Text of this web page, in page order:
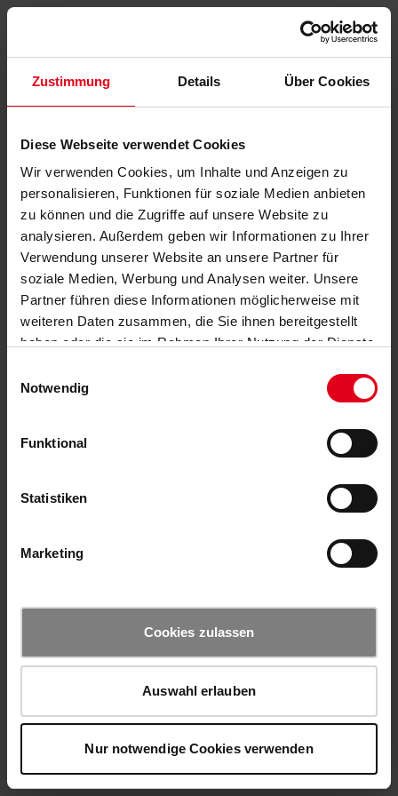
Zustimmung Details Über Cookies
Diese Webseite verwendet Cookies
Wir verwenden Cookies, um Inhalte und Anzeigen zu
personalisieren, Funktionen für soziale Medien anbieten
zu können und die Zugriffe auf unsere Website zu
analysieren. Außerdem geben wir Informationen zu Ihrer
Verwendung unserer Website an unsere Partner für
soziale Medien, Werbung und Analysen weiter. Unsere
Partner führen diese Informationen möglicherweise mit
weiteren Daten zusammen, die Sie ihnen bereitgestellt
haben oder die sie im Rahmen Ihrer Nutzung der Dienste
Notwendig
Funktional
Statistiken
Marketing
Cookies zulassen
Auswahl erlauben
Nur notwendige Cookies verwenden